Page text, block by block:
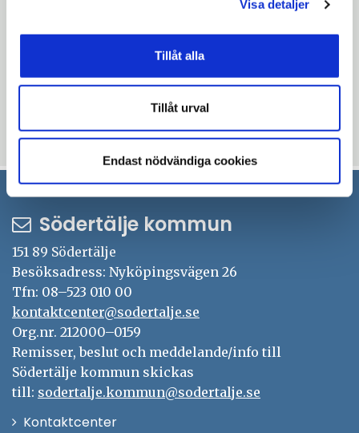
Visa detaljer
Tillåt alla
Tillåt urval
Endast nödvändiga cookies
– Vi hoppas att upphandlingen väcker
intresse på marknaden och att det leder till
ett brett utbud av leverantörer, säger Pia
Sjöstrand.
Uppdaterad: 2026-01-30
Södertälje kommun
151 89 Södertälje
Besöksadress: Nyköpingsvägen 26
Tfn: 08–523 010 00
kontaktcenter@sodertalje.se
Org.nr. 212000–0159
Remisser, beslut och meddelande/info till
Södertälje kommun skickas
till: sodertalje.kommun@sodertalje.se
KontaktcenterÖppna